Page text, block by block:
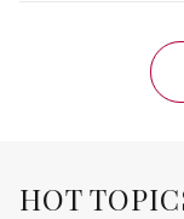
HOT